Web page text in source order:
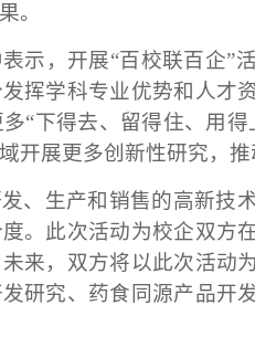
。
示，开展“百校联百企”
挥学科专业优势和人才
“下得去、留得住、用
开展更多创新性研究，推
、生产和销售的高新技
。此次活动为校企双方
来，双方将以此次活动
研究、药食同源产品开